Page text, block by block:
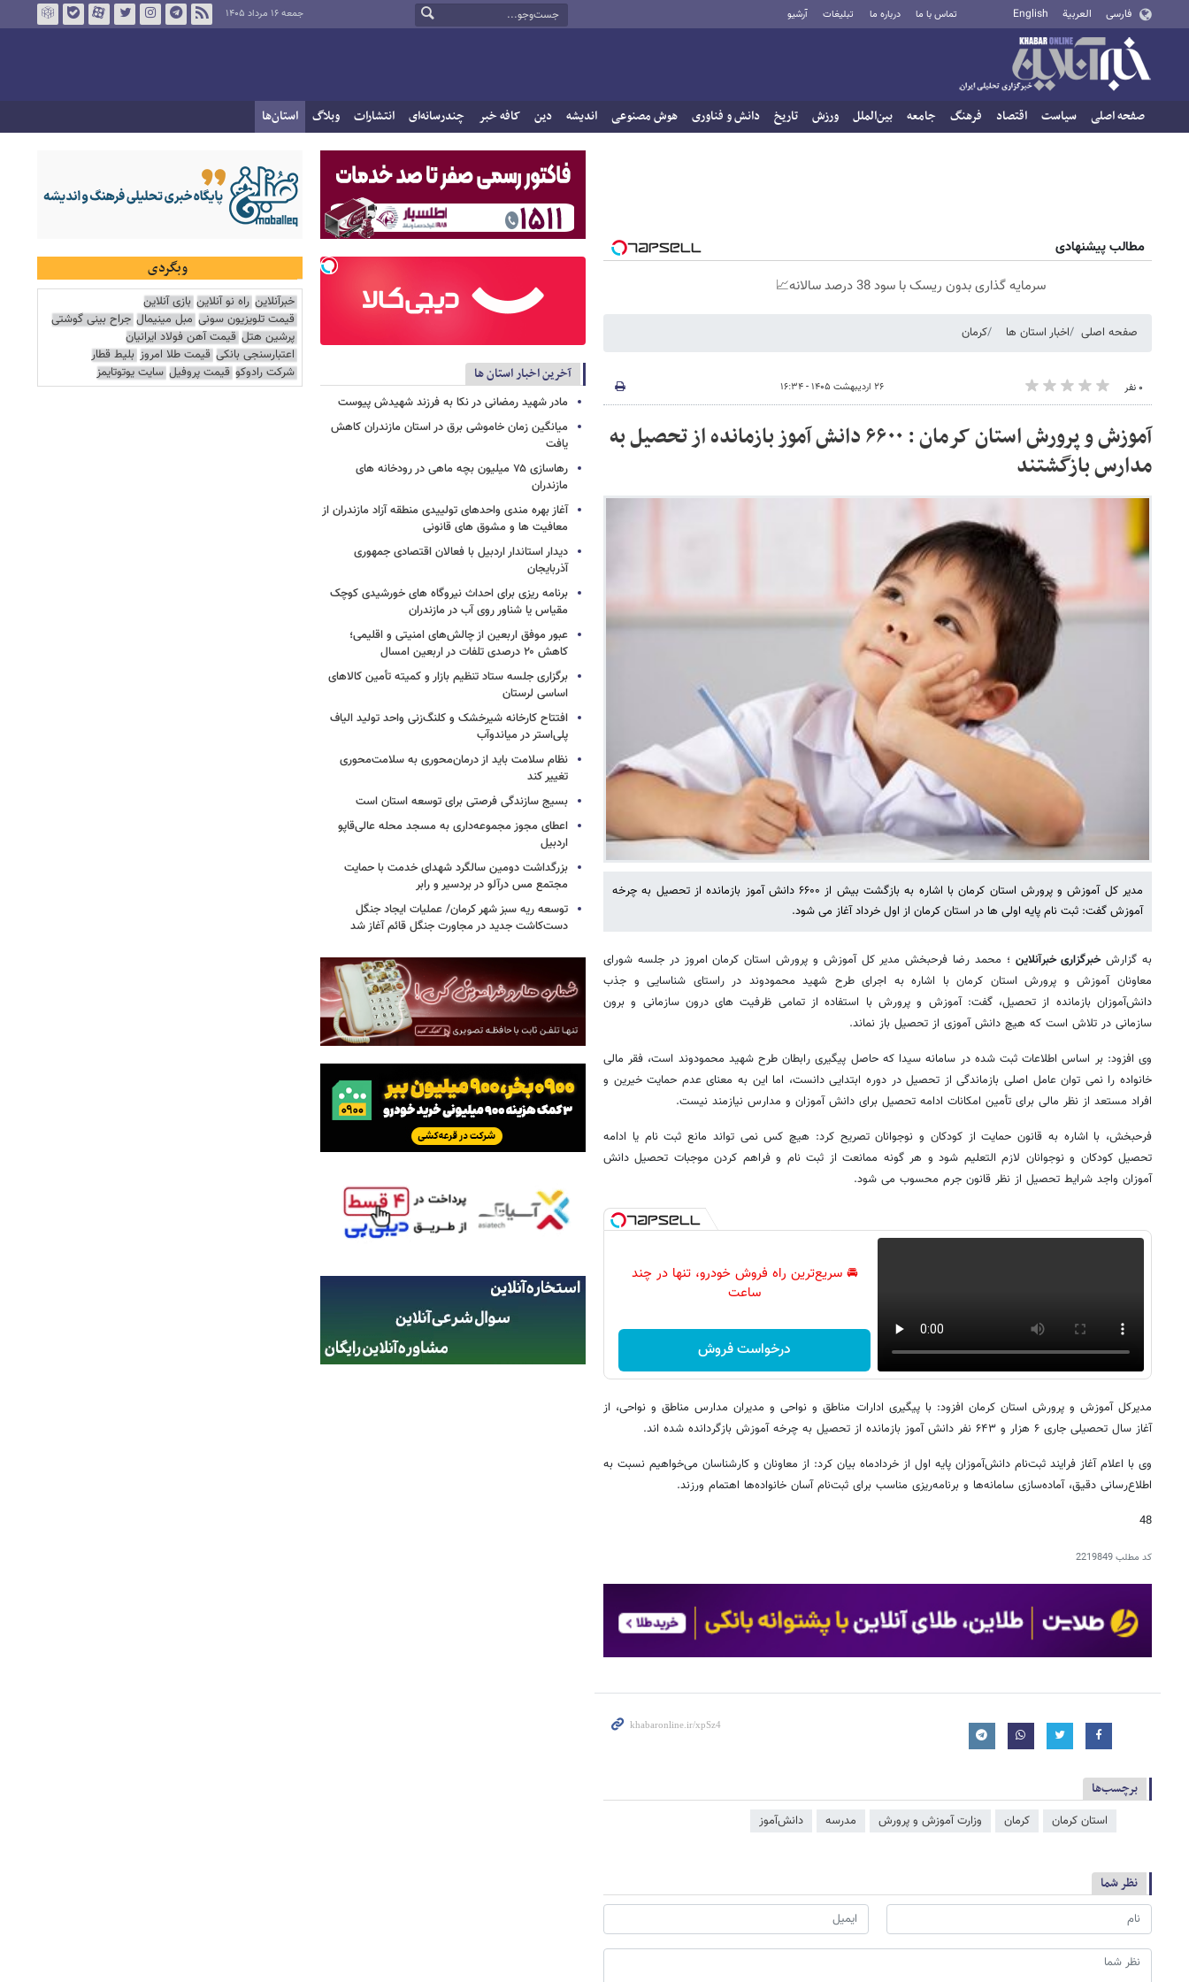
فارسی العربية English تماس با ما درباره ما تبلیغات آرشیو جمعه ۱۶ مرداد ۱۴۰۵
صفحه اصلی سیاست اقتصاد فرهنگ جامعه بین‌الملل ورزش تاریخ دانش و فناوری هوش مصنوعی اندیشه دین کافه خبر چندرسانه‌ای انتشارات وبلاگ استان‌ها
مطالب پیشنهادی
سرمایه گذاری بدون ریسک با سود 38 درصد سالانه📈
صفحه اصلی اخبار استان ها کرمان
۰ نفر ۲۶ اردیبهشت ۱۴۰۵ - ۱۶:۳۴
آموزش و پرورش استان کرمان : ۶۶۰۰ دانش آموز بازمانده از تحصیل به
مدارس بازگشتند
مدیر کل آموزش و پرورش استان کرمان با اشاره به بازگشت بیش از ۶۶۰۰ دانش آموز بازمانده از تحصیل به چرخه
آموزش گفت: ثبت نام پایه اولی ها در استان کرمان از اول خرداد آغاز می شود.
به گزارشخبرگزاری خبرآنلاین ؛ محمد رضا فرحبخش مدیر کل آموزش و پرورش استان کرمان امروز در جلسه شورای
معاونان آموزش و پرورش استان کرمان با اشاره به اجرای طرح شهید محمودوند در راستای شناسایی و جذب
دانش‌آموزان بازمانده از تحصیل، گفت: آموزش و پرورش با استفاده از تمامی ظرفیت های درون سازمانی و برون
سازمانی در تلاش است که هیچ دانش آموزی از تحصیل باز نماند.
وی افزود: بر اساس اطلاعات ثبت شده در سامانه سیدا که حاصل پیگیری رابطان طرح شهید محمودوند است، فقر مالی
خانواده را نمی توان عامل اصلی بازماندگی از تحصیل در دوره ابتدایی دانست، اما این به معنای عدم حمایت خیرین و
افراد مستعد از نظر مالی برای تأمین امکانات ادامه تحصیل برای دانش آموزان و مدارس نیازمند نیست.
فرحبخش، با اشاره به قانون حمایت از کودکان و نوجوانان تصریح کرد: هیچ کس نمی تواند مانع ثبت نام یا ادامه
تحصیل کودکان و نوجوانان لازم التعلیم شود و هر گونه ممانعت از ثبت نام و فراهم کردن موجبات تحصیل دانش
آموزان واجد شرایط تحصیل از نظر قانون جرم محسوب می شود.
🚘 سریع‌ترین راه فروش خودرو، تنها در چند
ساعت
درخواست فروش
مدیرکل آموزش و پرورش استان کرمان افزود: با پیگیری ادارات مناطق و نواحی و مدیران مدارس مناطق و نواحی، از
آغاز سال تحصیلی جاری ۶ هزار و ۶۴۳ نفر دانش آموز بازمانده از تحصیل به چرخه آموزش بازگردانده شده اند.
وی با اعلام آغاز فرایند ثبت‌نام دانش‌آموزان پایه اول از خردادماه بیان کرد: از معاونان و کارشناسان می‌خواهیم نسبت به
اطلاع‌رسانی دقیق، آماده‌سازی سامانه‌ها و برنامه‌ریزی مناسب برای ثبت‌نام آسان خانواده‌ها اهتمام ورزند.
48
کد مطلب2219849
برچسب‌ها
استان کرمان کرمان وزارت آموزش و پرورش مدرسه دانش‌آموز
نظر شما
آخرین اخبار استان ها
مادر شهید رمضانی در نکا به فرزند شهیدش پیوست
میانگین زمان خاموشی برق در استان مازندران کاهش
یافت
رهاسازی ۷۵ میلیون بچه ماهی در رودخانه های
مازندران
آغاز بهره مندی واحدهای تولییدی منطقه آزاد مازندران از
معافیت ها و مشوق های قانونی
دیدار استاندار اردبیل با فعالان اقتصادی جمهوری
آذربایجان
برنامه ریزی برای احداث نیروگاه های خورشیدی کوچک
مقیاس یا شناور روی آب در مازندران
عبور موفق اربعین از چالش‌های امنیتی و اقلیمی؛
کاهش ۲۰ درصدی تلفات در اربعین امسال
برگزاری جلسه ستاد تنظیم بازار و کمیته تأمین کالاهای
اساسی لرستان
افتتاح کارخانه شیرخشک و کلنگ‌زنی واحد تولید الیاف
پلی‌استر در میاندوآب
نظام سلامت باید از درمان‌محوری به سلامت‌محوری
تغییر کند
بسیج سازندگی فرصتی برای توسعه استان است
اعطای مجوز مجموعه‌داری به مسجد محله عالی‌قاپو
اردبیل
بزرگداشت دومین سالگرد شهدای خدمت با حمایت
مجتمع مس درآلو در بردسیر و رابر
توسعه ریه سبز شهر کرمان/ عملیات ایجاد جنگل
دست‌کاشت جدید در مجاورت جنگل قائم آغاز شد
وبگردی
خبرآنلاین راه نو آنلاین بازی آنلاین
قیمت تلویزیون سونی مبل مینیمال جراح بینی گوشتی
پرشین هتل قیمت آهن فولاد ایرانیان
اعتبارسنجی بانکی قیمت طلا امروز بلیط قطار
شرکت رادوکو قیمت پروفیل سایت یوتوتایمز